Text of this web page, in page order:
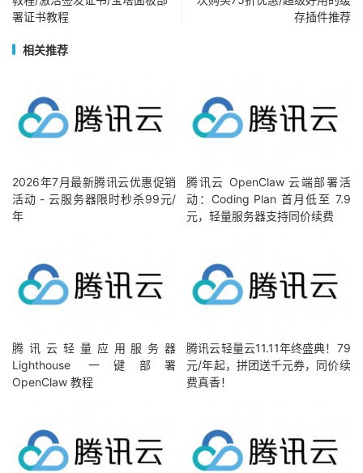
署证书教程
存插件推荐
相关推荐
2026年7月最新腾讯云优惠促销
活动 - 云服务器限时秒杀99元/
年
腾讯云 OpenClaw 云端部署活
动：Coding Plan 首月低至 7.9
元，轻量服务器支持同价续费
腾讯云轻量应用服务器
Lighthouse 一键部署
OpenClaw 教程
腾讯云轻量云11.11年终盛典！79
元/年起，拼团送千元券，同价续
费真香！